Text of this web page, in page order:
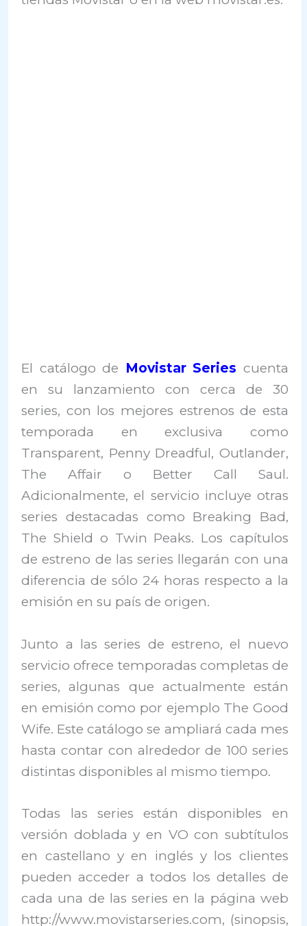
El catálogo de Movistar Series cuenta
en su lanzamiento con cerca de 30
series, con los mejores estrenos de esta
temporada en exclusiva como
Transparent, Penny Dreadful, Outlander,
The Affair o Better Call Saul.
Adicionalmente, el servicio incluye otras
series destacadas como Breaking Bad,
The Shield o Twin Peaks. Los capítulos
de estreno de las series llegarán con una
diferencia de sólo 24 horas respecto a la
emisión en su país de origen.
Junto a las series de estreno, el nuevo
servicio ofrece temporadas completas de
series, algunas que actualmente están
en emisión como por ejemplo The Good
Wife. Este catálogo se ampliará cada mes
hasta contar con alrededor de 100 series
distintas disponibles al mismo tiempo.
Todas las series están disponibles en
versión doblada y en VO con subtítulos
en castellano y en inglés y los clientes
pueden acceder a todos los detalles de
cada una de las series en la página web
http://www.movistarseries.com, (sinopsis,